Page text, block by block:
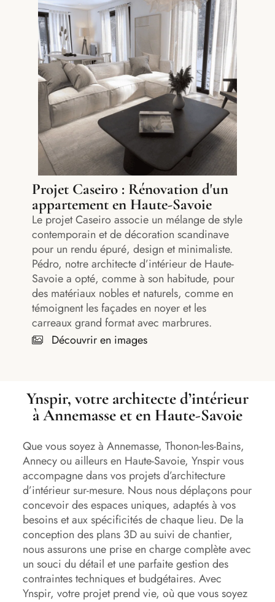
Projet Caseiro : Rénovation d'un
appartement en Haute-Savoie
Le projet Caseiro associe un mélange de style
contemporain et de décoration scandinave
pour un rendu épuré, design et minimaliste.
Pédro, notre architecte d’intérieur de Haute-
Savoie a opté, comme à son habitude, pour
des matériaux nobles et naturels, comme en
témoignent les façades en noyer et les
carreaux grand format avec marbrures.
Découvrir en images
Ynspir, votre architecte d’intérieur
à Annemasse et en Haute-Savoie
Que vous soyez à Annemasse, Thonon-les-Bains,
Annecy ou ailleurs en Haute-Savoie, Ynspir vous
accompagne dans vos projets d’architecture
d’intérieur sur-mesure. Nous nous déplaçons pour
concevoir des espaces uniques, adaptés à vos
besoins et aux spécificités de chaque lieu. De la
conception des plans 3D au suivi de chantier,
nous assurons une prise en charge complète avec
un souci du détail et une parfaite gestion des
contraintes techniques et budgétaires. Avec
Ynspir, votre projet prend vie, où que vous soyez